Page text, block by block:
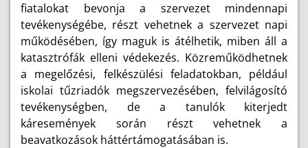
fiatalokat bevonja a szervezet mindennapi
tevékenységébe, részt vehetnek a szervezet napi
működésében, így maguk is átélhetik, miben áll a
katasztrófák elleni védekezés. Közreműködhetnek
a megelőzési, felkészülési feladatokban, például
iskolai tűzriadók megszervezésében, felvilágosító
tevékenységben, de a tanulók kiterjedt
káresemények során részt vehetnek a
beavatkozások háttértámogatásában is.